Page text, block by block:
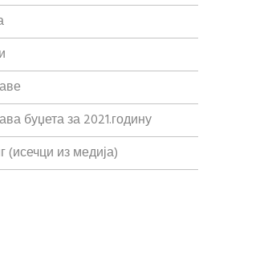
буџета за 2021.годину
(исечци из медија)